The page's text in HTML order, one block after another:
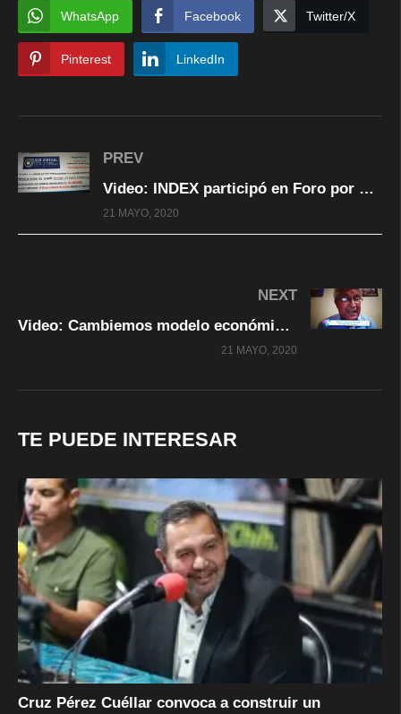
WhatsApp Facebook Twitter/X
Pinterest LinkedIn
PREV
Video: INDEX participó en Foro por Emergencia Sanitaria y Económica covid19
21 MAYO, 2020
NEXT
Video: Cambiemos modelo económico actual por uno justo, solidario: Camilo Daniel
21 MAYO, 2020
TE PUEDE INTERESAR
Cruz Pérez Cuéllar convoca a construir un